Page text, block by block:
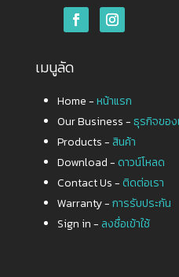
เมนูลัด
Home -หน้าแรก
Our Business -ธุรกิจของ
Products - สินค้า
Download - ดาวน์โหลด
Contact Us - ติดต่อเรา
Warranty -การรับประกัน
Sign in - ลงชื่อเข้าใช้